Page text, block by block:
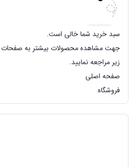
سبد خرید شما خالی است.
جهت مشاهده محصولات بیشتر به صفحات
زیر مراجعه نمایید.
صفحه اصلی
فروشگاه